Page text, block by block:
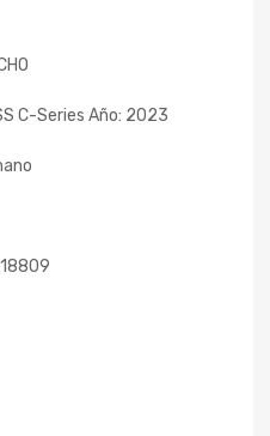
C-Series Año: 2023